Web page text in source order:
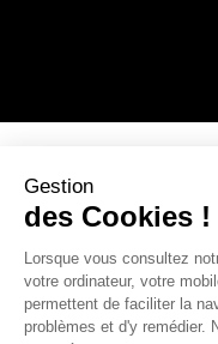
Gestion
des Cookies !
Lorsque vous consultez
votre ordinateur, votre
permettent de faciliter la
problèmes et d'y remédier.
INFOS PRATIQUES
L’ENSEIGNE DISTRICENTER